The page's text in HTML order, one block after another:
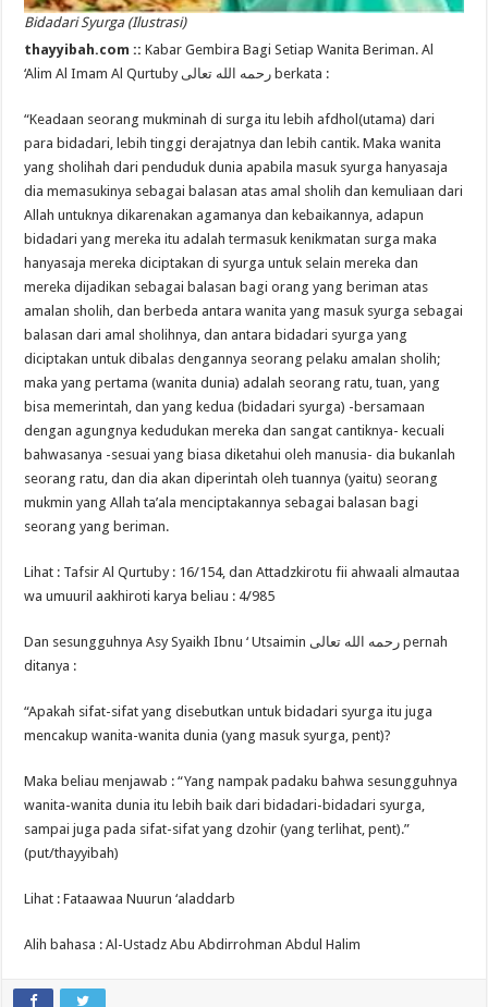
Bidadari Syurga (Ilustrasi)
thayyibah.com ::Kabar Gembira Bagi Setiap Wanita Beriman. Al
‘Alim Al Imam Al Qurtuby رحمه الله تعالى berkata :
“Keadaan seorang mukminah di surga itu lebih afdhol(utama) dari
para bidadari, lebih tinggi derajatnya dan lebih cantik. Maka wanita
yang sholihah dari penduduk dunia apabila masuk syurga hanyasaja
dia memasukinya sebagai balasan atas amal sholih dan kemuliaan dari
Allah untuknya dikarenakan agamanya dan kebaikannya, adapun
bidadari yang mereka itu adalah termasuk kenikmatan surga maka
hanyasaja mereka diciptakan di syurga untuk selain mereka dan
mereka dijadikan sebagai balasan bagi orang yang beriman atas
amalan sholih, dan berbeda antara wanita yang masuk syurga sebagai
balasan dari amal sholihnya, dan antara bidadari syurga yang
diciptakan untuk dibalas dengannya seorang pelaku amalan sholih;
maka yang pertama (wanita dunia) adalah seorang ratu, tuan, yang
bisa memerintah, dan yang kedua (bidadari syurga) -bersamaan
dengan agungnya kedudukan mereka dan sangat cantiknya- kecuali
bahwasanya -sesuai yang biasa diketahui oleh manusia- dia bukanlah
seorang ratu, dan dia akan diperintah oleh tuannya (yaitu) seorang
mukmin yang Allah ta’ala menciptakannya sebagai balasan bagi
seorang yang beriman.
Lihat : Tafsir Al Qurtuby : 16/154, dan Attadzkirotu fii ahwaali almautaa
wa umuuril aakhiroti karya beliau : 4/985
Dan sesungguhnya Asy Syaikh Ibnu ‘ Utsaimin رحمه الله تعالى pernah
ditanya :
“Apakah sifat-sifat yang disebutkan untuk bidadari syurga itu juga
mencakup wanita-wanita dunia (yang masuk syurga, pent)?
Maka beliau menjawab : “Yang nampak padaku bahwa sesungguhnya
wanita-wanita dunia itu lebih baik dari bidadari-bidadari syurga,
sampai juga pada sifat-sifat yang dzohir (yang terlihat, pent).”
(put/thayyibah)
Lihat : Fataawaa Nuurun ‘aladdarb
Alih bahasa : Al-Ustadz Abu Abdirrohman Abdul Halim